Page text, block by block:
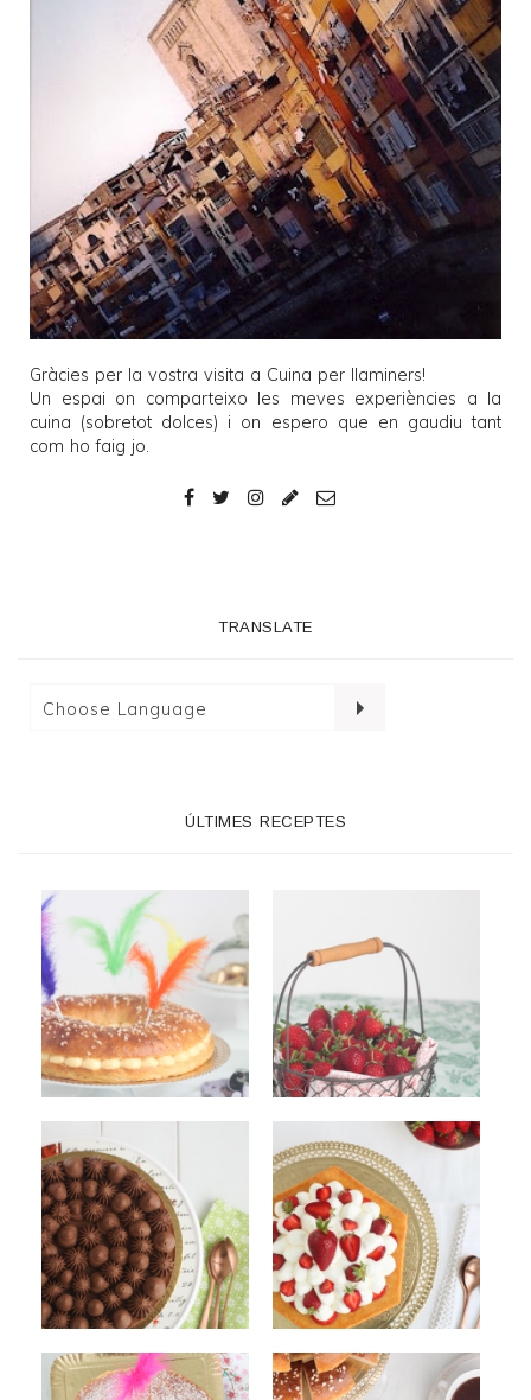
Gràcies per la vostra visita a Cuina per llaminers!
Un espai on comparteixo les meves experiències a la
cuina (sobretot dolces) i on espero que en gaudiu tant
com ho faig jo.
TRANSLATE
ÚLTIMES RECEPTES